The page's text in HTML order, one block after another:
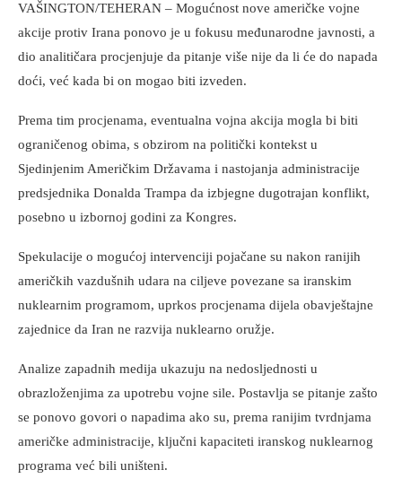
VAŠINGTON/TEHERAN – Mogućnost nove američke vojne
akcije protiv Irana ponovo je u fokusu međunarodne javnosti, a
dio analitičara procjenjuje da pitanje više nije da li će do napada
doći, već kada bi on mogao biti izveden.
Prema tim procjenama, eventualna vojna akcija mogla bi biti
ograničenog obima, s obzirom na politički kontekst u
Sjedinjenim Američkim Državama i nastojanja administracije
predsjednika Donalda Trampa da izbjegne dugotrajan konflikt,
posebno u izbornoj godini za Kongres.
Spekulacije o mogućoj intervenciji pojačane su nakon ranijih
američkih vazdušnih udara na ciljeve povezane sa iranskim
nuklearnim programom, uprkos procjenama dijela obavještajne
zajednice da Iran ne razvija nuklearno oružje.
Analize zapadnih medija ukazuju na nedosljednosti u
obrazloženjima za upotrebu vojne sile. Postavlja se pitanje zašto
se ponovo govori o napadima ako su, prema ranijim tvrdnjama
američke administracije, ključni kapaciteti iranskog nuklearnog
programa već bili uništeni.